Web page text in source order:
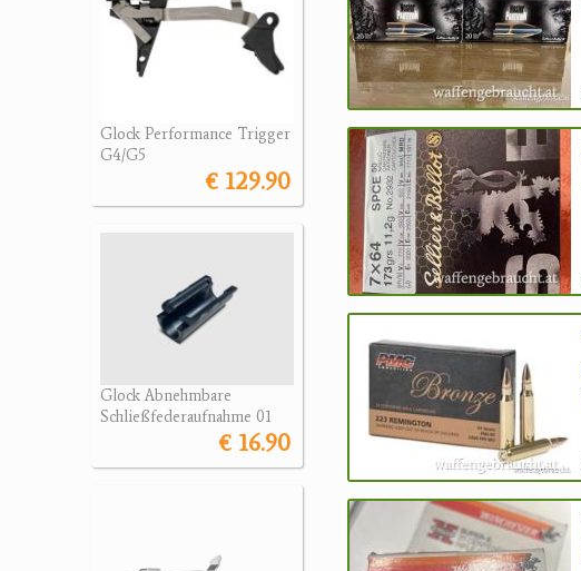
Glock Performance Trigger
G4/G5
€ 129.90
Glock Abnehmbare
Schließfederaufnahme 01
€ 16.90